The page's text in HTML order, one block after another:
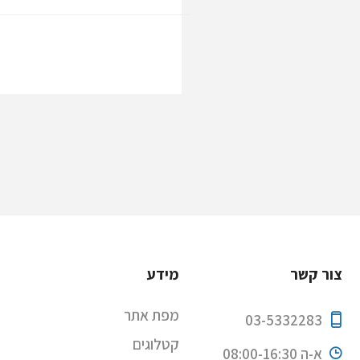
צור קשר
03-5332283
א-ה 08:00-16:30
מידע
מפת אתר
קטלוגים